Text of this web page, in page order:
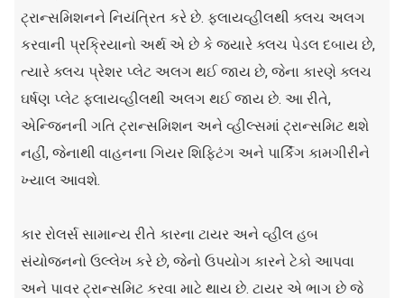
ટ્રાન્સમિશનને નિયંત્રિત કરે છે. ફ્લાયવ્હીલથી ક્લચ અલગ
કરવાની પ્રક્રિયાનો અર્થ એ છે કે જ્યારે ક્લચ પેડલ દબાય છે,
ત્યારે ક્લચ પ્રેશર પ્લેટ અલગ થઈ જાય છે, જેના કારણે ક્લચ
ઘર્ષણ પ્લેટ ફ્લાયવ્હીલથી અલગ થઈ જાય છે. આ રીતે,
એન્જિનની ગતિ ટ્રાન્સમિશન અને વ્હીલ્સમાં ટ્રાન્સમિટ થશે
નહીં, જેનાથી વાહનના ગિયર શિફ્ટિંગ અને પાર્કિંગ કામગીરીને
ખ્યાલ આવશે.
કાર રોલર્સ સામાન્ય રીતે કારના ટાયર અને વ્હીલ હબ
સંયોજનનો ઉલ્લેખ કરે છે, જેનો ઉપયોગ કારને ટેકો આપવા
અને પાવર ટ્રાન્સમિટ કરવા માટે થાય છે. ટાયર એ ભાગ છે જે